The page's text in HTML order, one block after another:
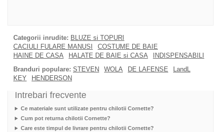
Categorii inrudite: BLUZE si TOPURI
CACIULI FULARE MANUSI
COSTUME DE BAIE
HAINE DE CASA
HALATE DE BAIE si CASA
INDISPENSABILI
Branduri populare: STEVEN WOLA DE LAFENSE
LandL
KEY
HENDERSON
Intrebari frecvente
Ce materiale sunt utilizate pentru chilotii Cornette?
Cum pot returna chilotii Cornette?
Care este timpul de livrare pentru chilotii Cornette?